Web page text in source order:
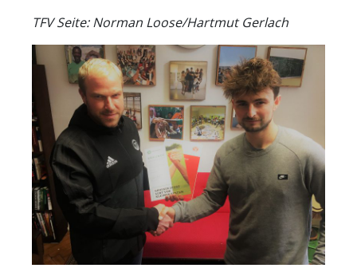
TFV Seite: Norman Loose/Hartmut Gerlach